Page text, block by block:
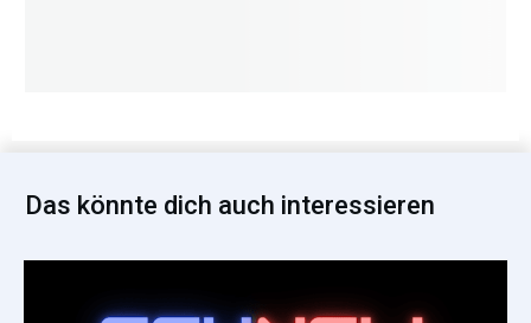
Das könnte dich auch interessieren